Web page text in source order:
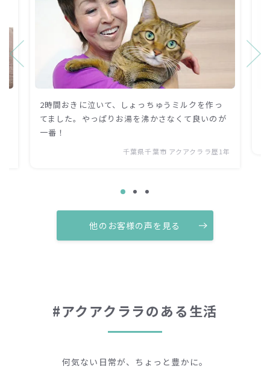
2時間おきに泣いて、しょっちゅうミルクを作っ
てました。やっぱりお湯を沸かさなくて良いのが
一番！
千葉県千葉市 アクアクララ歴1年
他のお客様の声を見る
#アクアクララのある生活
何気ない日常が、ちょっと豊かに。